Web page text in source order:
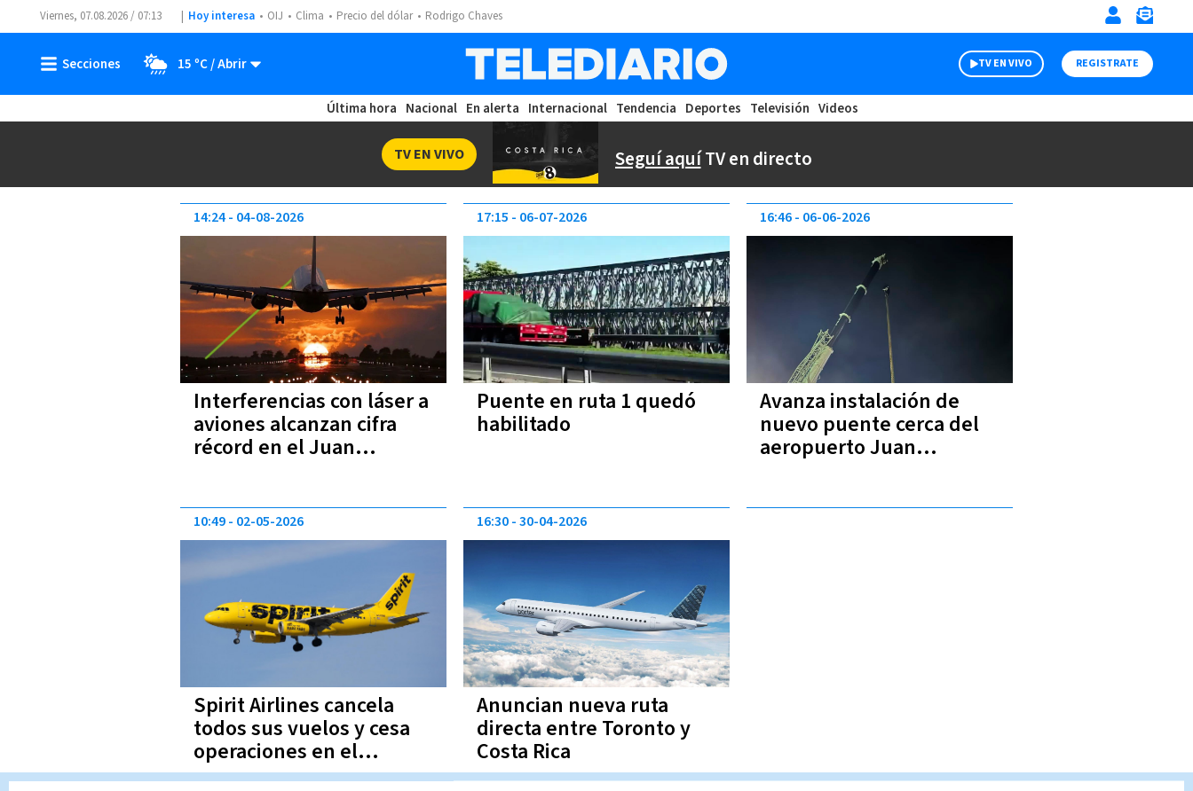
Viernes, 07.08.2026 / 07:13 Hoy interesa OIJ Clima Precio del dólar Rodrigo Chaves
15 ºC TV EN VIVO REGISTRATE
Última hora Nacional En alerta Internacional Tendencia Deportes Televisión Videos
Seguí aquíTV en directo
TV EN VIVO
Interferencias con láser a
aviones alcanzan cifra
récord en el Juan
14:24 04-08-2026
Puente en ruta 1 quedó
habilitado
17:15 06-07-2026
Avanza instalación de
nuevo puente cerca del
aeropuerto Juan
16:46 06-06-2026
Spirit Airlines cancela
todos sus vuelos y cesa
operaciones en el
aeropuerto Juan
10:49 02-05-2026
Anuncian nueva ruta
directa entre Toronto y
Costa Rica
16:30 30-04-2026